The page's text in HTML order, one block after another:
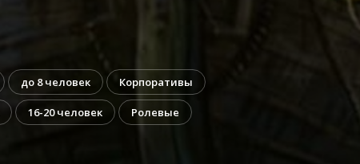
до 8 человек Корпоративы
16-20 человек Ролевые